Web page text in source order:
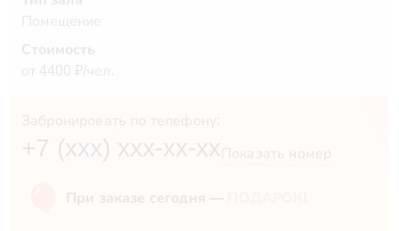
Помещение
Стоимость
от 4400 ₽/чел.
Забронировать по телефону:
+7 (xxx) xxx-xx-xx Показать номер
При заказе сегодня —